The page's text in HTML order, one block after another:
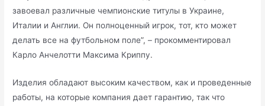
завоевал различные чемпионские титулы в Украине,
Италии и Англии. Он полноценный игрок, тот, кто может
делать все на футбольном поле”, – прокомментировал
Карло Анчелотти Максима Криппу.
Изделия обладают высоким качеством, как и проведенные
работы, на которые компания дает гарантию, так что